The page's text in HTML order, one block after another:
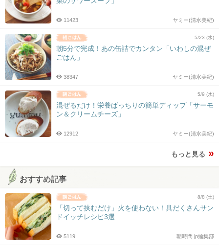
ヤミー(清水美紀)
11423
5/23 (水)
朝5分で完成！あの缶詰でカンタン「いわしの混ぜ
ごはん」
ヤミー(清水美紀)
38347
5/9 (水)
混ぜるだけ！栄養ばっちりの簡単ディップ「サーモ
ン＆クリームチーズ」
ヤミー(清水美紀)
12912
もっと見る
おすすめ記事
8/8 (土)
「切って挟むだけ」火を使わない！具だくさんサン
ドイッチレシピ3選
朝時間.jp編集部
5119